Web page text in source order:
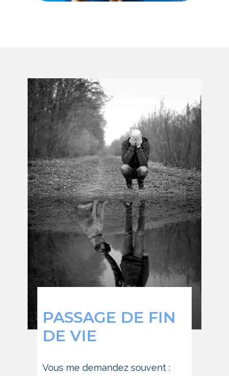
PASSAGE DE FIN
DE VIE
Vous me demandez souvent :